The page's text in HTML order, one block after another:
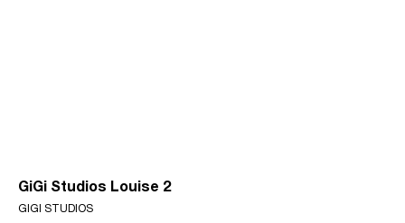
GiGi Studios Louise 2
GIGI STUDIOS